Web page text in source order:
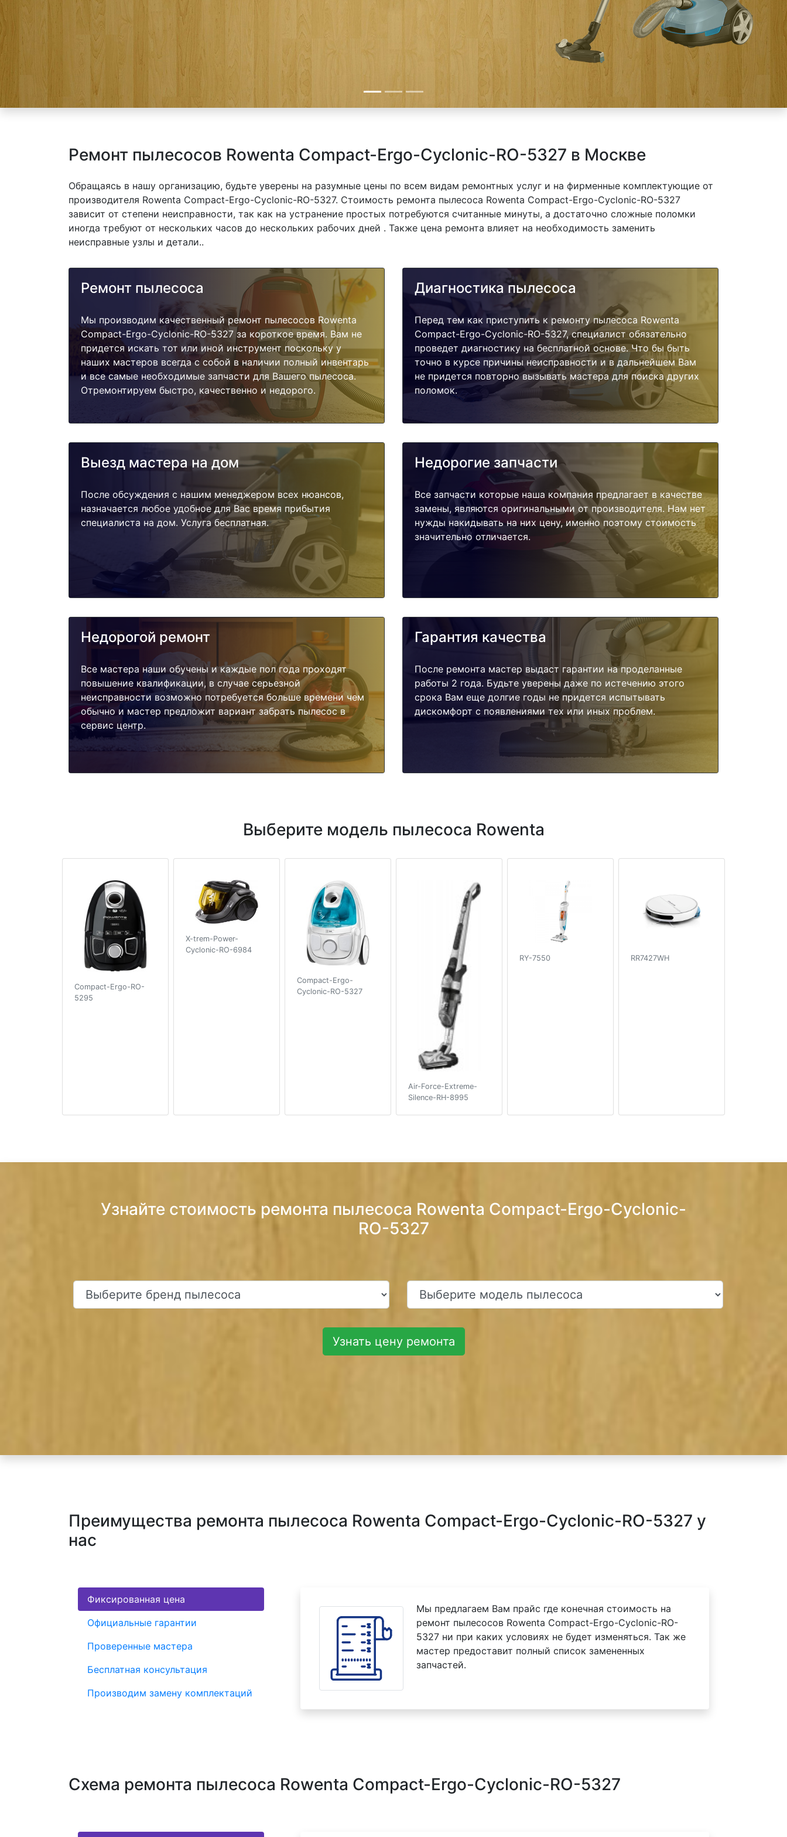
Ремонт пылесосов Rowenta Compact-Ergo-Cyclonic-RO-5327 в Москве
Обращаясь в нашу организацию, будьте уверены на разумные цены по всем видам ремонтных услуг и на фирменные комплектующие от
производителя Rowenta Compact-Ergo-Cyclonic-RO-5327. Стоимость ремонта пылесоса Rowenta Compact-Ergo-Cyclonic-RO-5327
зависит от степени неисправности, так как на устранение простых потребуются считанные минуты, а достаточно сложные поломки
иногда требуют от нескольких часов до нескольких рабочих дней . Также цена ремонта влияет на необходимость заменить
неисправные узлы и детали..
Ремонт пылесоса
Мы производим качественный ремонт пылесосов Rowenta
Compact-Ergo-Cyclonic-RO-5327 за короткое время. Вам не
придется искать тот или иной инструмент поскольку у
наших мастеров всегда с собой в наличии полный инвентарь
и все самые необходимые запчасти для Вашего пылесоса.
Отремонтируем быстро, качественно и недорого.
Диагностика пылесоса
Перед тем как приступить к ремонту пылесоса Rowenta
Compact-Ergo-Cyclonic-RO-5327, специалист обязательно
проведет диагностику на бесплатной основе. Что бы быть
точно в курсе причины неисправности и в дальнейшем Вам
не придется повторно вызывать мастера для поиска других
поломок.
Выезд мастера на дом
После обсуждения с нашим менеджером всех нюансов,
назначается любое удобное для Вас время прибытия
специалиста на дом. Услуга бесплатная.
Недорогие запчасти
Все запчасти которые наша компания предлагает в качестве
замены, являются оригинальными от производителя. Нам нет
нужды накидывать на них цену, именно поэтому стоимость
значительно отличается.
Недорогой ремонт
Все мастера наши обучены и каждые пол года проходят
повышение квалификации, в случае серьезной
неисправности возможно потребуется больше времени чем
обычно и мастер предложит вариант забрать пылесос в
сервис центр.
Гарантия качества
После ремонта мастер выдаст гарантии на проделанные
работы 2 года. Будьте уверены даже по истечению этого
срока Вам еще долгие годы не придется испытывать
дискомфорт с появлениями тех или иных проблем.
Выберите модель пылесоса Rowenta
Compact-Ergo-RO-
5295
X-trem-Power-
Cyclonic-RO-6984
Compact-Ergo-
Cyclonic-RO-5327
Air-Force-Extreme-
Silence-RH-8995
RY-7550 RR7427WH
Узнайте стоимость ремонта пылесоса Rowenta Compact-Ergo-Cyclonic-
RO-5327
Узнать цену ремонта
Преимущества ремонта пылесоса Rowenta Compact-Ergo-Cyclonic-RO-5327 у
нас
Фиксированная цена
Официальные гарантии
Проверенные мастера
Бесплатная консультация
Производим замену комплектаций
Мы предлагаем Вам прайс где конечная стоимость на
ремонт пылесосов Rowenta Compact-Ergo-Cyclonic-RO-
5327 ни при каких условиях не будет изменяться. Так же
мастер предоставит полный список замененных
запчастей.
Схема ремонта пылесоса Rowenta Compact-Ergo-Cyclonic-RO-5327